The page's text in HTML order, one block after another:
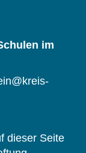
im
dieser Seite